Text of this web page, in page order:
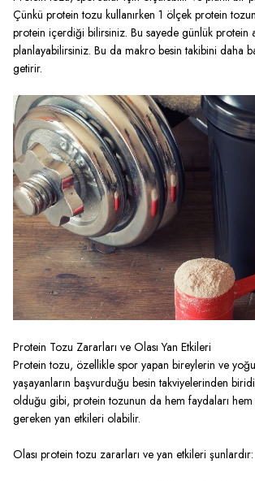
Çünkü protein tozu kullanırken 1 ölçek protein
protein içerdiği bilirsiniz. Bu sayede günlük protein
planlayabilirsiniz. Bu da makro besin takibini daha
getirir.
Protein Tozu Zararları ve Olası Yan Etkileri
Protein tozu, özellikle spor yapan bireylerin ve
yaşayanların başvurduğu besin takviyelerinden
olduğu gibi, protein tozunun da hem faydaları
gereken yan etkileri olabilir.
Olası protein tozu zararları ve yan etkileri şunlardır: